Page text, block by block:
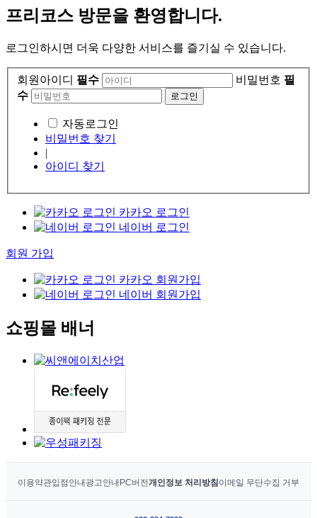
프리코스 방문을 환영합니다.
로그인하시면 더욱 다양한 서비스를 즐기실 수 있습니다.
회원아이디 필수 비밀번호 필
수
자동로그인
비밀번호 찾기
|
아이디 찾기
카카오 로그인
네이버 로그인
회원 가입
카카오 회원가입
네이버 회원가입
쇼핑몰 배너
이용약관입점안내광고안내PC버전개인정보 처리방침이메일 무단수집 거부